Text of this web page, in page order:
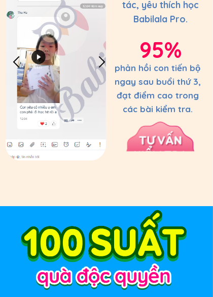
tác, yêu thích học
Babilala Pro.
95%
phản hồi con tiến bộ
ngay sau buổi thứ 3,
đạt điểm cao trong
các bài kiểm tra.